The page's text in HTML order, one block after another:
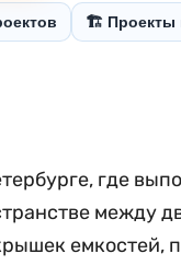
🏗️ Проекты
где
между
емкостей,